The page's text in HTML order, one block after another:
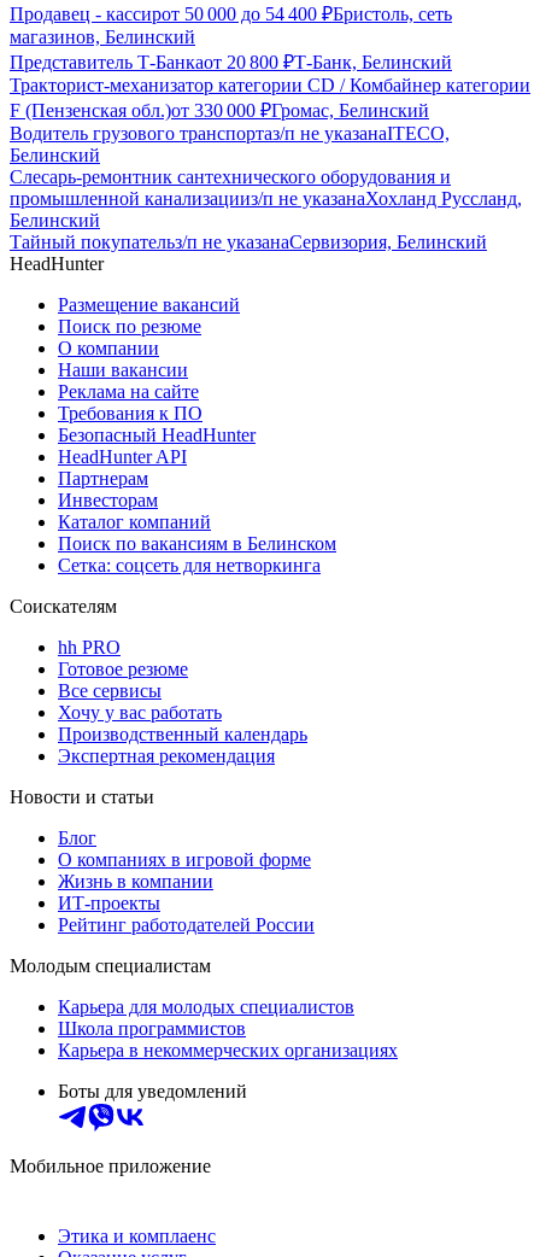
Продавец - кассирот 50 000 до 54 400 ₽Бристоль, сеть
магазинов, Белинский
Представитель Т-Банкаот 20 800 ₽Т-Банк, Белинский
Тракторист-механизатор категории CD / Комбайнер категории
F (Пензенская обл.)от 330 000 ₽Громас, Белинский
Водитель грузового транспортаз/п не указанаITECO,
Белинский
Слесарь-ремонтник сантехнического оборудования и
промышленной канализацииз/п не указанаХохланд Руссланд,
Белинский
Тайный покупательз/п не указанаСервизория, Белинский
HeadHunter
Размещение вакансий
Поиск по резюме
О компании
Наши вакансии
Реклама на сайте
Требования к ПО
Безопасный HeadHunter
HeadHunter API
Партнерам
Инвесторам
Каталог компаний
Поиск по вакансиям в Белинском
Сетка: соцсеть для нетворкинга
Соискателям
hh PRO
Готовое резюме
Все сервисы
Хочу у вас работать
Производственный календарь
Экспертная рекомендация
Новости и статьи
Блог
О компаниях в игровой форме
Жизнь в компании
ИТ-проекты
Рейтинг работодателей России
Молодым специалистам
Карьера для молодых специалистов
Школа программистов
Карьера в некоммерческих организациях
Боты для уведомлений
Мобильное приложение
Этика и комплаенс